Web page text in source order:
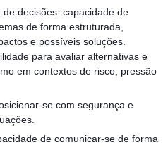
decisões: capacidade de
de forma estruturada,
e possíveis soluções.
para avaliar alternativas e
em contextos de risco, pressão
se com segurança e
de comunicar-se de forma